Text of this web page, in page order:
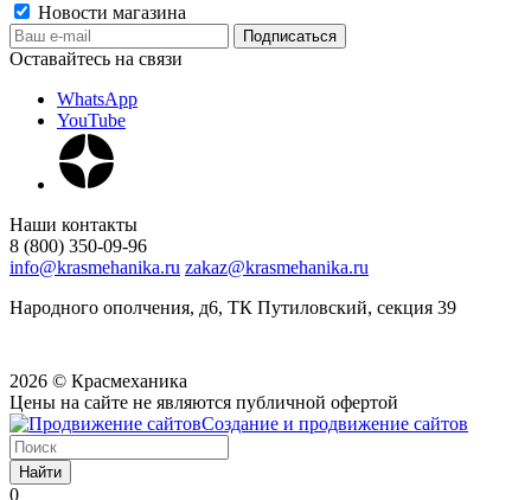
Новости магазина
Оставайтесь на связи
WhatsApp
YouTube
Наши контакты
8 (800) 350-09-96
info@krasmehanika.ru zakaz@krasmehanika.ru
Народного ополчения, д6, ТК Путиловский, секция 39
2026 © Красмеханика
Цены на сайте не являются публичной офертой
Создание и продвижение сайтов
Найти
0